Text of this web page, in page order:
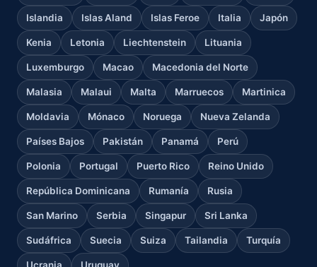
Islandia Islas Aland Islas Feroe Italia Japón
Kenia Letonia Liechtenstein Lituania
Luxemburgo Macao Macedonia del Norte
Malasia Malaui Malta Marruecos Martinica
Moldavia Mónaco Noruega Nueva Zelanda
Países Bajos Pakistán Panamá Perú
Polonia Portugal Puerto Rico Reino Unido
República Dominicana Rumanía Rusia
San Marino Serbia Singapur Sri Lanka
Sudáfrica Suecia Suiza Tailandia Turquía
Ucrania Uruguay